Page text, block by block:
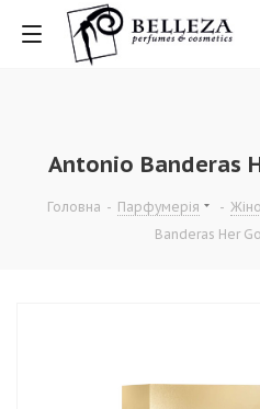
Antonio Banderas
Головна - Парфумерія -
Banderas Her